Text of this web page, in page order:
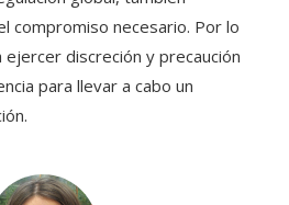
compromiso necesario. Por lo
discreción y precaución
para llevar a cabo un